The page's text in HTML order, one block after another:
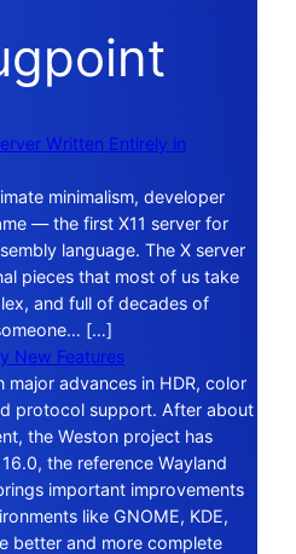
Written Entirely in
minimalism, developer
— the first X11 server for
language. The X server
pieces that most of us take
and full of decades of
[…]
New Features
major advances in HDR, color
protocol support. After about
the Weston project has
the reference Wayland
important improvements
like GNOME, KDE,
better and more complete